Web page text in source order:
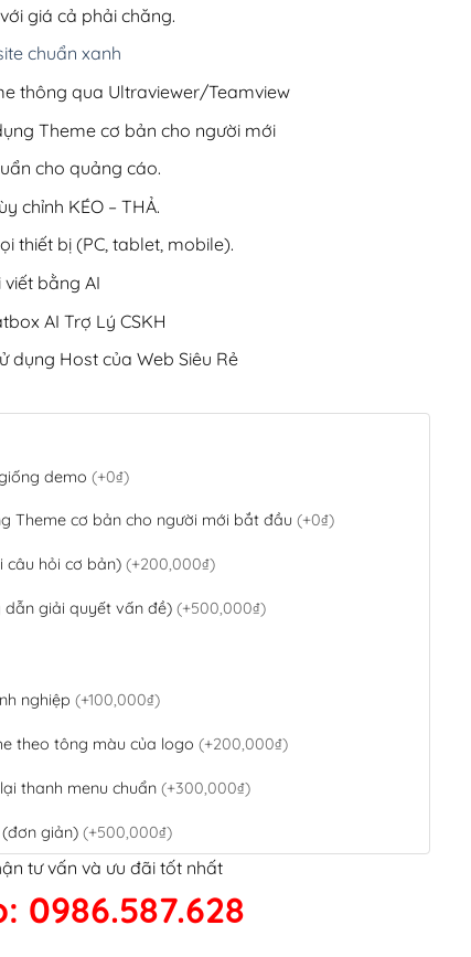
giá cả phải chăng.
chuẩn xanh
thông qua Ultraviewer/Teamview
Theme cơ bản cho người mới
cho quảng cáo.
chỉnh KÉO – THẢ.
thiết bị (PC, tablet, mobile).
bằng AI
AI Trợ Lý CSKH
dụng Host của Web Siêu Rẻ
demo (+0₫)
Theme cơ bản cho người mới bắt đầu (+0₫)
câu hỏi cơ bản) (+200,000₫)
dẫn giải quyết vấn đề) (+500,000₫)
nghiệp (+100,000₫)
theo tông màu của logo (+200,000₫)
thanh menu chuẩn (+300,000₫)
giản) (+500,000₫)
ngân hàng(+100,000₫)
google, cập nhật sitemap(+50,000₫)
tư vấn và ưu đãi tốt nhất
0986.587.628